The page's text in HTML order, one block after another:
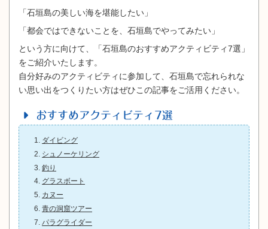
「石垣島の美しい海を堪能したい」
「都会ではできないことを、石垣島でやってみたい」
という方に向けて、「石垣島のおすすめアクティビティ7選」
をご紹介いたします。
自分好みのアクティビティに参加して、石垣島で忘れられな
い思い出をつくりたい方はぜひこの記事をご活用ください。
おすすめアクティビティ7選
ダイビング
シュノーケリング
釣り
グラスボート
カヌー
青の洞窟ツアー
パラグライダー